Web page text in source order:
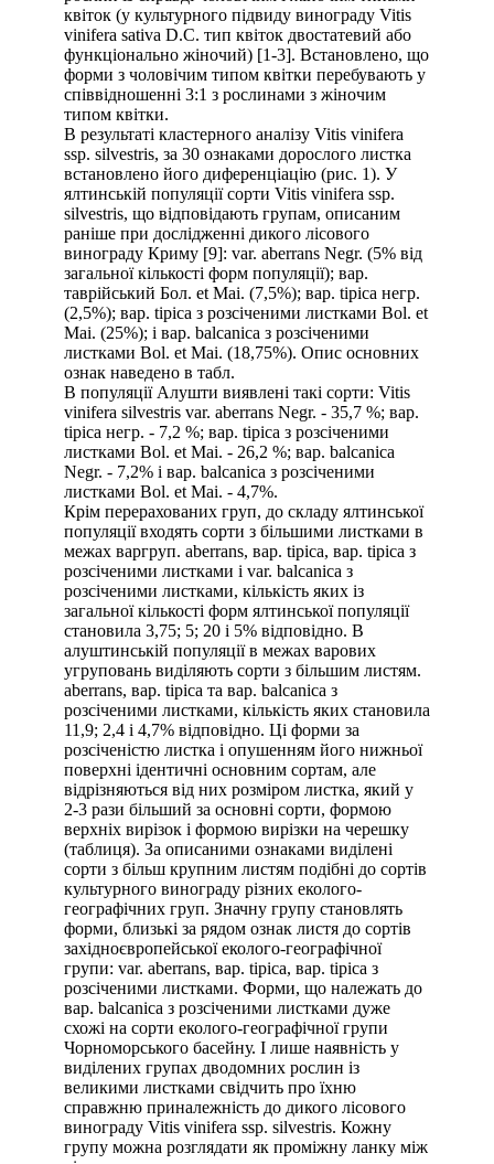
квіток (у культурного підвиду винограду Vitis
vinifera sativa D.C. тип квіток двостатевий або
функціонально жіночий) [1-3]. Встановлено, що
форми з чоловічим типом квітки перебувають у
співвідношенні 3:1 з рослинами з жіночим
типом квітки.
В результаті кластерного аналізу Vitis vinifera
ssp. silvestris, за 30 ознаками дорослого листка
встановлено його диференціацію (рис. 1). У
ялтинській популяції сорти Vitis vinifera ssp.
silvestris, що відповідають групам, описаним
раніше при дослідженні дикого лісового
винограду Криму [9]: var. aberrans Negr. (5% від
загальної кількості форм популяції); вар.
таврійський Бол. et Mai. (7,5%); вар. tipica негр.
(2,5%); вар. tipica з розсіченими листками Bol. et
Mai. (25%); і вар. balcanica з розсіченими
листками Bol. et Mai. (18,75%). Опис основних
ознак наведено в табл.
В популяції Алушти виявлені такі сорти: Vitis
vinifera silvestris var. aberrans Negr. - 35,7 %; вар.
tipica негр. - 7,2 %; вар. tipica з розсіченими
листками Bol. et Mai. - 26,2 %; вар. balcanica
Negr. - 7,2% і вар. balcanica з розсіченими
листками Bol. et Mai. - 4,7%.
Крім перерахованих груп, до складу ялтинської
популяції входять сорти з більшими листками в
межах варгруп. aberrans, вар. tipica, вар. tipica з
розсіченими листками і var. balcanica з
розсіченими листками, кількість яких із
загальної кількості форм ялтинської популяції
становила 3,75; 5; 20 і 5% відповідно. В
алуштинській популяції в межах варових
угруповань виділяють сорти з більшим листям.
aberrans, вар. tipica та вар. balcanica з
розсіченими листками, кількість яких становила
11,9; 2,4 і 4,7% відповідно. Ці форми за
розсіченістю листка і опушенням його нижньої
поверхні ідентичні основним сортам, але
відрізняються від них розміром листка, який у
2-3 рази більший за основні сорти, формою
верхніх вирізок і формою вирізки на черешку
(таблиця). За описаними ознаками виділені
сорти з більш крупним листям подібні до сортів
культурного винограду різних еколого-
географічних груп. Значну групу становлять
форми, близькі за рядом ознак листя до сортів
західноєвропейської еколого-географічної
групи: var. aberrans, вар. tipica, вар. tipica з
розсіченими листками. Форми, що належать до
вар. balcanica з розсіченими листками дуже
схожі на сорти еколого-географічної групи
Чорноморського басейну. І лише наявність у
виділених групах дводомних рослин із
великими листками свідчить про їхню
справжню приналежність до дикого лісового
винограду Vitis vinifera ssp. silvestris. Кожну
групу можна розглядати як проміжну ланку між